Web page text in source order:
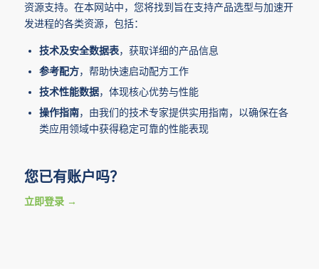
资源支持。在本网站中，您将找到旨在支持产品选型与加速开
发进程的各类资源，包括：
技术及安全数据表，获取详细的产品信息
参考配方，帮助快速启动配方工作
技术性能数据，体现核心优势与性能
操作指南，由我们的技术专家提供实用指南，以确保在各
类应用领域中获得稳定可靠的性能表现
您已有账户吗？
立即登录